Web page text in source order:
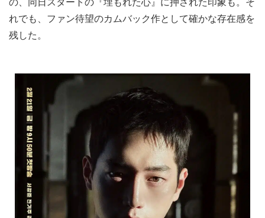
の、同日スタートの『埋もれた心』に押された印象も。そ
れでも、ファン待望のカムバック作として確かな存在感を
残した。